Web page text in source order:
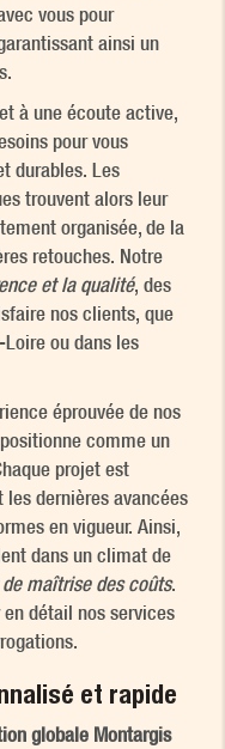
vous pour
ainsi un
à une écoute active,
pour vous
durables. Les
trouvent alors leur
organisée, de la
retouches. Notre
et la qualité, des
nos clients, que
ou dans les
éprouvée de nos
positionne comme un
projet est
dernières avancées
en vigueur. Ainsi,
dans un climat de
maîtrise des coûts.
détail nos services
et rapide
globale Montargis